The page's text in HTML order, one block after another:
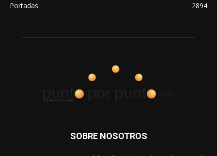
Portadas
2894
SOBRE NOSOTROS